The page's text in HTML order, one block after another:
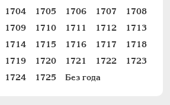
1704
1705 1706 1707
1708
1709
1710 1711 1712
1713
1714
1715 1716 1717
1718
1719
1720 1721 1722
1723
1724
1725 Без года